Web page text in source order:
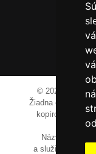
© 2023-2024
Žiadna časť tohto
kopírovaná,
Názvy
a služieb môžu